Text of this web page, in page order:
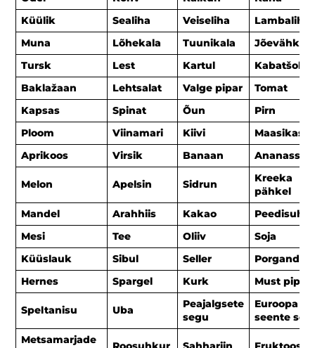
Küülik
Sealiha Veiseliha
Lambaliha
Muna
Lõhekala Tuunikala
Jõevähk
Tursk
Lest Kartul
Kabatšokk
Baklažaan
Lehtsalat Valge pipar
Tomat
Kapsas
Spinat Õun
Pirn
Ploom
Viinamari Kiivi
Maasikas
Aprikoos
Virsik Banaan Ananass
Melon Apelsin Sidrun
Kreeka
pähkel
Mandel
Arahhiis Kakao
Mesi
Tee Oliiv
Soja
Küüslauk
Sibul Seller
Porgand
Hernes
Spargel Kurk Must pipar
Speltanisu Uba
Peajalgsete
segu
Euroopa
seente
Metsamarjade